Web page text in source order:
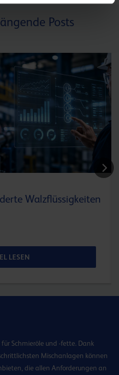
Posts
Walzflüssigkeiten
LESEN
Schmieröle und -fette. Dank
Mischanlagen können
die allen Anforderungen an